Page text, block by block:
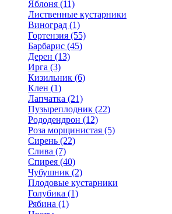
Яблоня (11)
Лиственные кустарники
Виноград (1)
Гортензия (55)
Барбарис (45)
Дерен (13)
Ирга (3)
Кизильник (6)
Клен (1)
Лапчатка (21)
Пузыреплодник (22)
Рододендрон (12)
Роза морщинистая (5)
Сирень (22)
Слива (7)
Спирея (40)
Чубушник (2)
Плодовые кустарники
Голубика (1)
Рябина (1)